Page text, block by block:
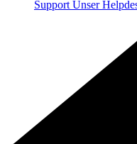
Support Unser